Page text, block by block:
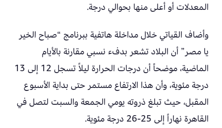
المعدلات أو أعلى منها بحوالي درجة.
وأضاف القياتي خلال مداخلة هاتفية ببرنامج “صباح الخير
يا مصر” أن البلاد تشعر بدفء نسبي مقارنة بالأيام
الماضية، موضحاً أن درجات الحرارة ليلاً تسجل 12 إلى 13
درجة مئوية، وأن هذا الارتفاع مستمر حتى بداية الأسبوع
المقبل، حيث تبلغ ذروته يومي الجمعة والسبت لتصل في
القاهرة نهاراً إلى 25-26 درجة مئوية.